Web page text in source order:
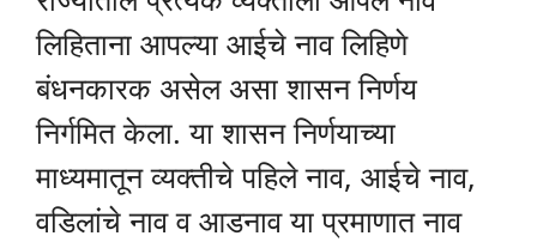
लिहिताना आपल्या आईचे नाव लिहिणे
बंधनकारक असेल असा शासन निर्णय
निर्गमित केला. या शासन निर्णयाच्या
माध्यमातून व्यक्तीचे पहिले नाव, आईचे नाव,
वडिलांचे नाव व आडनाव या प्रमाणात नाव